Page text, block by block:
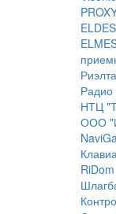
ELDES
Радио
НТЦ
ООО
RiDom